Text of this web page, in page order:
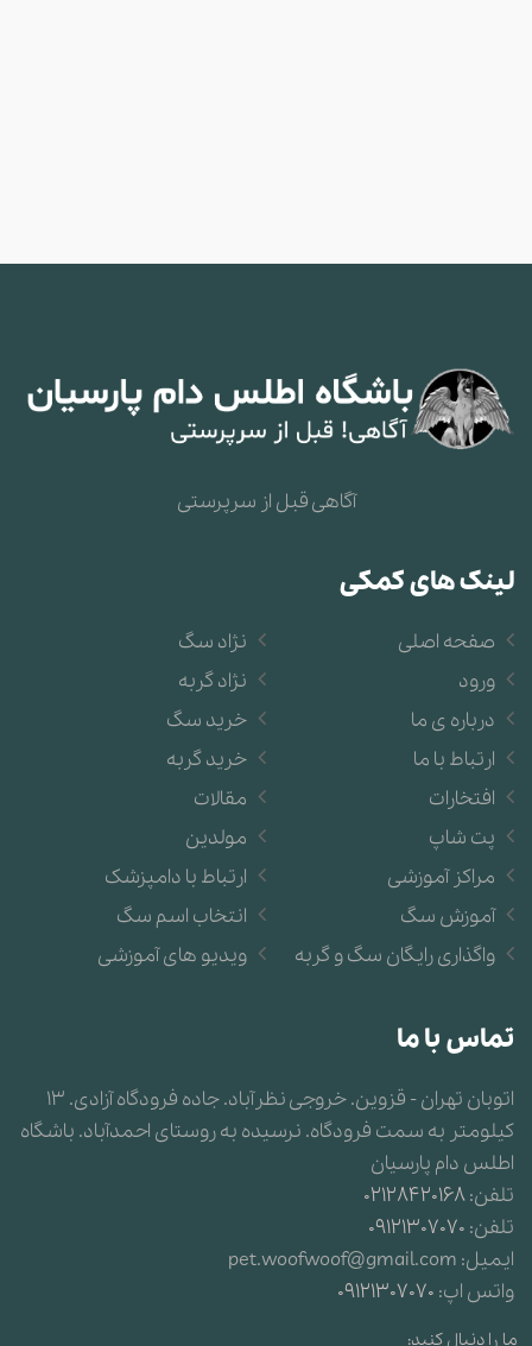
آگاهی قبل از سرپرستی
لینک های کمکی
نژاد سگ
نژاد گربه
خرید سگ
خرید گربه
مقالات
مولدین
ارتباط با دامپزشک
انتخاب اسم سگ
ویدیو های آموزشی
صفحه اصلی
ورود
درباره ی ما
ارتباط با ما
افتخارات
پت شاپ
مراکز آموزشی
آموزش سگ
واگذاری رایگان سگ و گربه
تماس با ما
اتوبان تهران - قزوین. خروجی نظرآباد. جاده فرودگاه آزادی. 13
کیلومتر به سمت فرودگاه. نرسیده به روستای احمدآباد. باشگاه
اطلس دام پارسیان
تلفن:02128420168
تلفن: 09121307070
ایمیل: pet.woofwoof@gmail.com
واتس اپ: 09121307070
ما را دنبال کنید: